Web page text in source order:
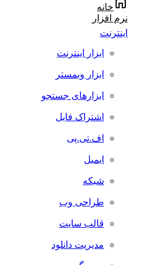
خانه
نرم افزار
اینترنت
ابزار اینترنت
ابزار وبمستر
ابزارهای جستجو
اشتراک فایل
اف.تی.پی
ایمیل
شبکه
طراحی وب
قالب سایت
مدیریت دانلود